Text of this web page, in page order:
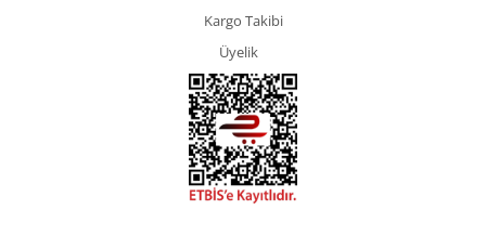
Kargo Takibi
Üyelik